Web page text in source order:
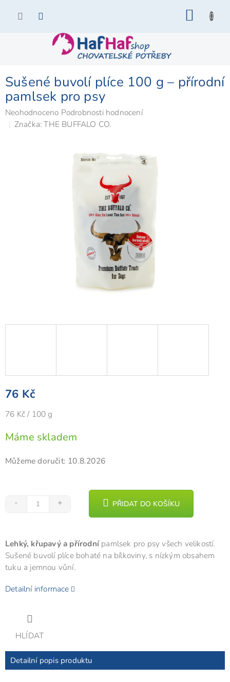
Sušené buvolí plíce 100 g – přírodní
pamlsek pro psy
Průměrné
hodnocení
Neohodnoceno Podrobnosti hodnocení
Značka:THE BUFFALO CO.
76 Kč
Měrná
76 Kč / 100 g
Máme skladem
Můžeme doručit: 10.8.2026
PŘIDAT DO KOŠÍKU
Lehký, křupavý a přírodnípamlsek pro psy všech velikostí.
Sušené buvolí plíce bohaté na bílkoviny, s nízkým obsahem
tuku a jemnou vůní.
Detailní informace
HLÍDAT
Detailní popis produktu